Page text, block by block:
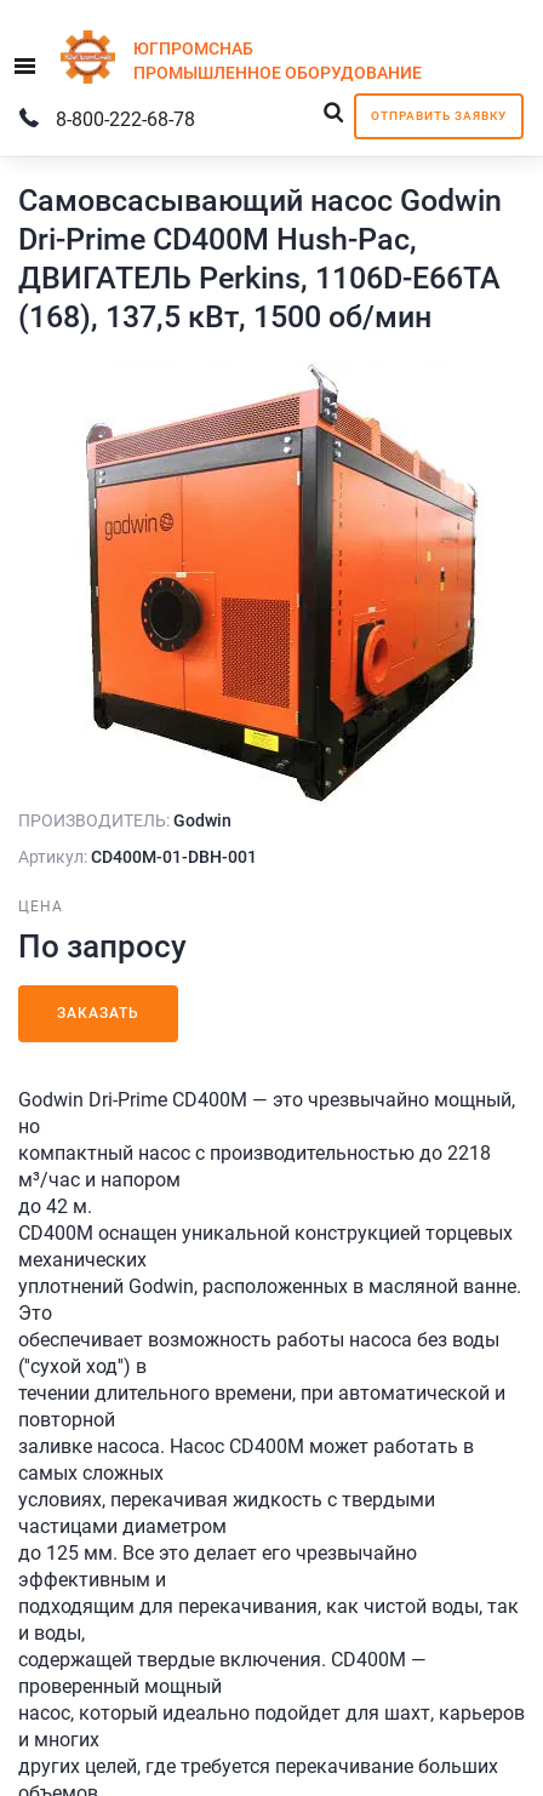
Menu
ЮГПРОМСНАБ
ПРОМЫШЛЕННОЕОБОРУДОВАНИЕ
ОТПРАВИТЬ ЗАЯВКУ
8-800-222-68-78
Самовсасывающий насос Godwin
Dri-Prime CD400M Hush-Pac,
ДВИГАТЕЛЬ Perkins, 1106D-E66TA
(168), 137,5 кВт, 1500 об/мин
ПРОИЗВОДИТЕЛЬ:Godwin
Артикул:CD400M-01-DBH-001
ЦЕНА
По запросу
ЗАКАЗАТЬ
Godwin Dri-Prime CD400M — это чрезвычайно мощный,
но
компактный насос с производительностью до 2218
м³/час и напором
до 42 м.
CD400M оснащен уникальной конструкцией торцевых
механических
уплотнений Godwin, расположенных в масляной ванне.
Это
обеспечивает возможность работы насоса без воды
(''сухой ход'') в
течении длительного времени, при автоматической и
повторной
заливке насоса. Насос CD400M может работать в
самых сложных
условиях, перекачивая жидкость с твердыми
частицами диаметром
до 125 мм. Все это делает его чрезвычайно
эффективным и
подходящим для перекачивания, как чистой воды, так
и воды,
содержащей твердые включения. CD400M —
проверенный мощный
насос, который идеально подойдет для шахт, карьеров
и многих
других целей, где требуется перекачивание больших